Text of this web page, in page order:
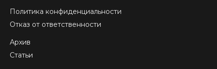
Политика конфиденциальности
Отказ от ответственности
Архив
Статьи